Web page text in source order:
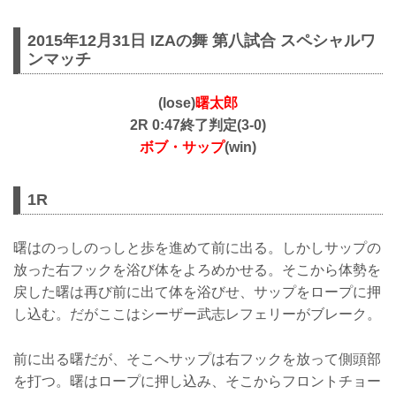
2015年12月31日 IZAの舞 第八試合 スペシャルワ
ンマッチ
(lose)曙太郎
2R 0:47終了判定(3-0)
ボブ・サップ(win)
1R
曙はのっしのっしと歩を進めて前に出る。しかしサップの
放った右フックを浴び体をよろめかせる。そこから体勢を
戻した曙は再び前に出て体を浴びせ、サップをロープに押
し込む。だがここはシーザー武志レフェリーがブレーク。
前に出る曙だが、そこへサップは右フックを放って側頭部
を打つ。曙はロープに押し込み、そこからフロントチョー